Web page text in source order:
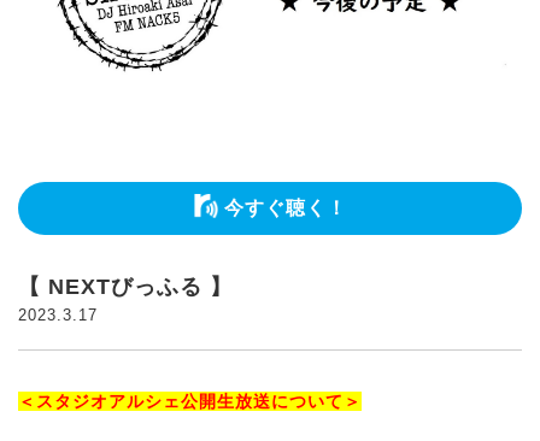
今すぐ聴く！
【 NEXTびっふる 】
2023.3.17
＜スタジオアルシェ公開生放送について＞